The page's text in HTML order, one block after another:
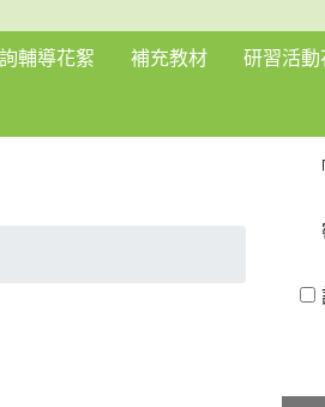
輔導花絮 補充教材 研習活動